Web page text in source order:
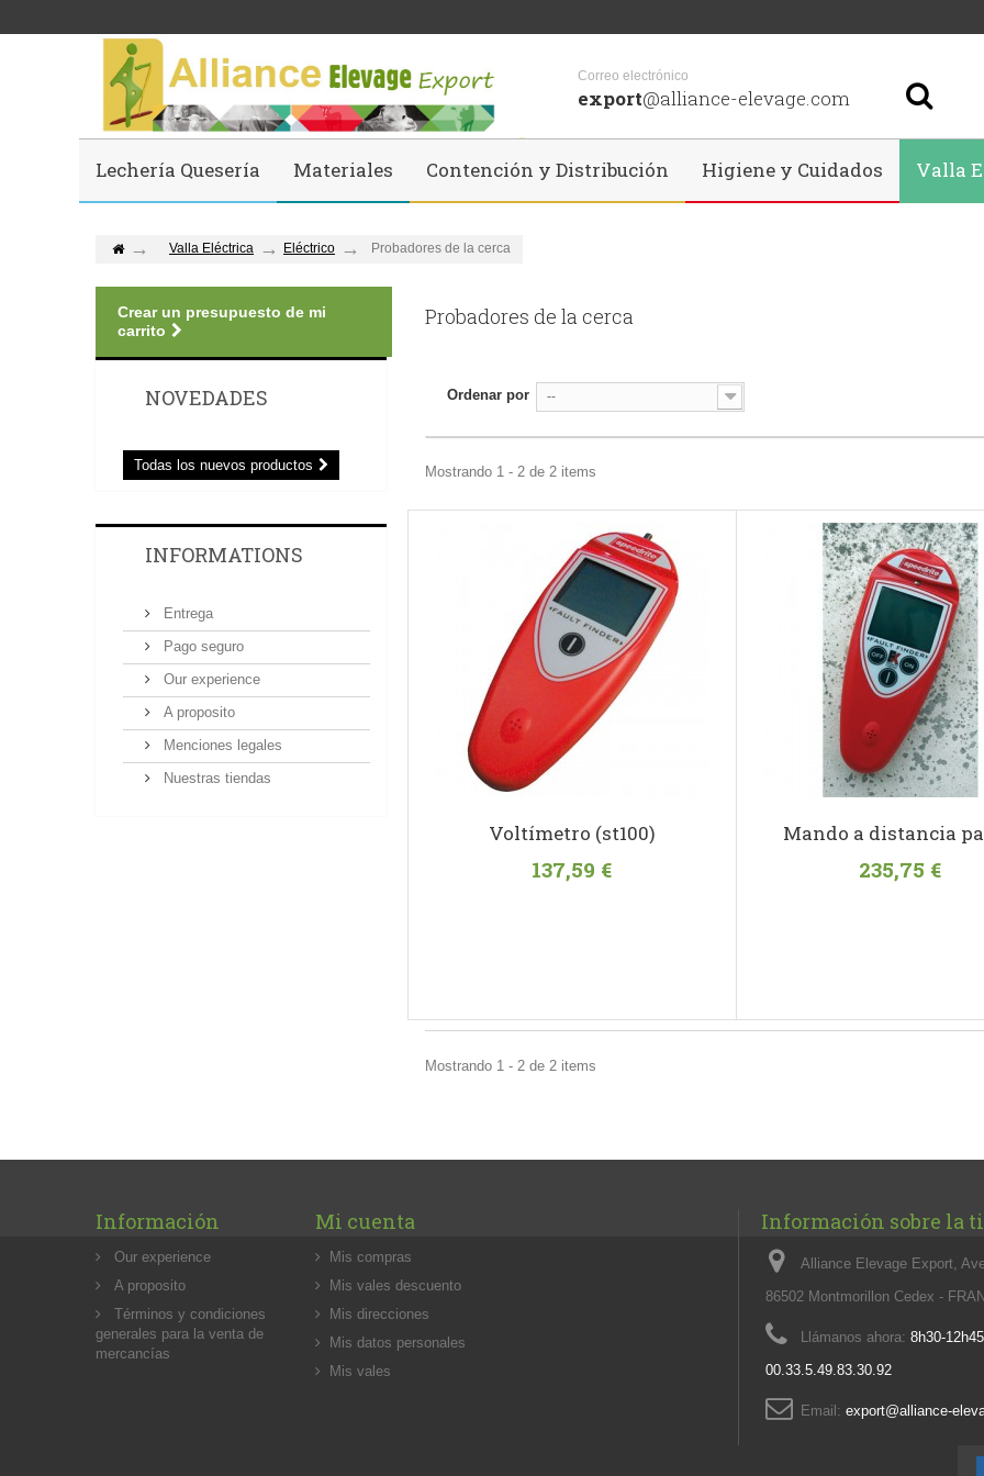
Correo electrónico
export@alliance-elevage.com
Lechería Quesería Materiales Contención y Distribución Higiene y Cuidados Valla
Valla Eléctrica Eléctrico Probadores de la cerca
Crear un presupuesto de mi
carrito
NOVEDADES
Todas los nuevos productos
INFORMATIONS
Entrega
Pago seguro
Our experience
A proposito
Menciones legales
Nuestras tiendas
Probadores de la cerca
Ordenar por --
Mostrando 1 - 2 de 2 items
Voltímetro (st100)
137,59 €
Mando a distancia
235,75 €
Mostrando 1 - 2 de 2 items
Información
Our experience
A proposito
Términos y condiciones
generales para la venta de
mercancías
Mi cuenta
Mis compras
Mis vales descuento
Mis direcciones
Mis datos personales
Mis vales
Información sobre la
Alliance Elevage Export,
86502 Montmorillon Cedex -
Llámanos ahora: 8h30-
00.33.5.49.83.30.92
Email: export@alliance-